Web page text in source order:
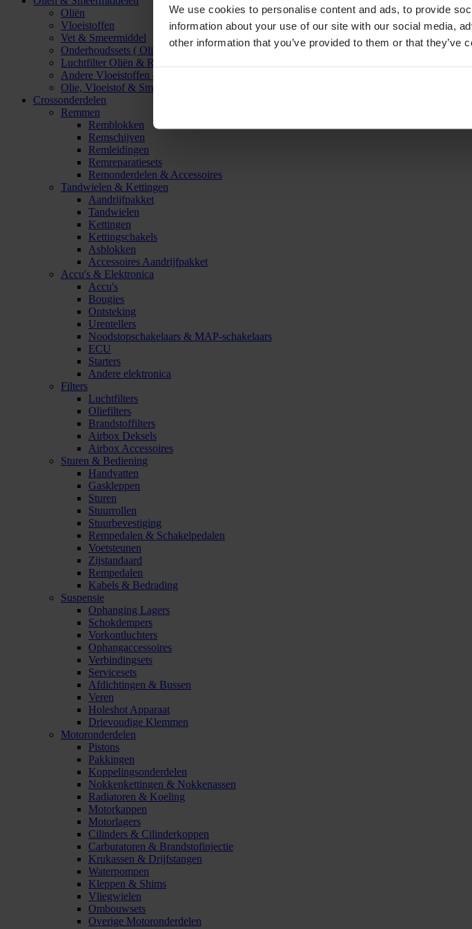
We use cookies to personalise content and ads, to provide
information about your use of our site with our social media,
other information that you’ve provided to them or that
Oliën
Vloeistoffen
Vet & Smeermiddel
Onderhoudssets ( Olie & Filter)
Luchtfilter Oliën & Reinigers
Andere Vloeistoffen & Smeermiddelen
Olie, Vloeistof & Smeermiddel Accessoires
Crossonderdelen
Remmen
Remblokken
Remschijven
Remleidingen
Remreparatiesets
Remonderdelen & Accessoires
Tandwielen & Kettingen
Aandrijfpakket
Tandwielen
Kettingen
Kettingschakels
Asblokken
Accessoires Aandrijfpakket
Accu's & Elektronica
Accu's
Bougies
Ontsteking
Urentellers
Noodstopschakelaars & MAP-schakelaars
ECU
Starters
Andere elektronica
Filters
Luchtfilters
Oliefilters
Brandstoffilters
Airbox Deksels
Airbox Accessoires
Sturen & Bediening
Handvatten
Gaskleppen
Sturen
Stuurrollen
Stuurbevestiging
Rempedalen & Schakelpedalen
Voetsteunen
Zijstandaard
Rempedalen
Kabels & Bedrading
Suspensie
Ophanging Lagers
Schokdempers
Vorkontluchters
Ophangaccessoires
Verbindingsets
Servicesets
Afdichtingen & Bussen
Veren
Holeshot Apparaat
Drievoudige Klemmen
Motoronderdelen
Pistons
Pakkingen
Koppelingsonderdelen
Nokkenkettingen & Nokkenassen
Radiatoren & Koeling
Motorkappen
Motorlagers
Cilinders & Cilinderkoppen
Carburatoren & Brandstofinjectie
Krukassen & Drijfstangen
Waterpompen
Kleppen & Shims
Vliegwielen
Ombouwsets
Overige Motoronderdelen